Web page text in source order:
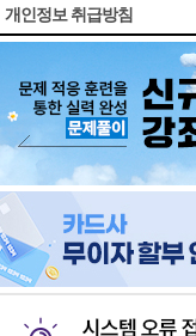
개인정보 취급방침